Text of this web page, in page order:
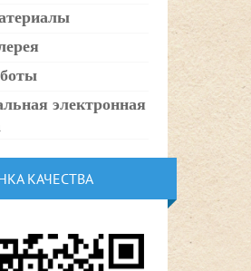
электронная
КАЧЕСТВА